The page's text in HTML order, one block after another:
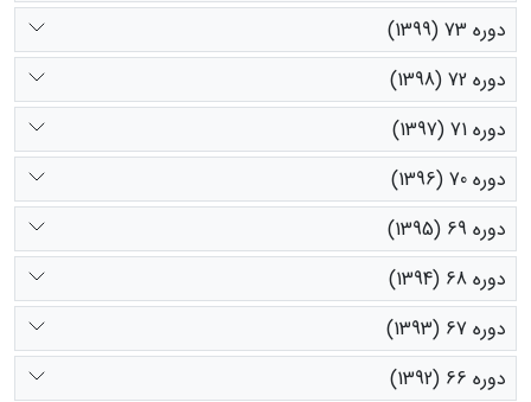
دوره 73 (1399)
دوره 72 (1398)
دوره 71 (1397)
دوره 70 (1396)
دوره 69 (1395)
دوره 68 (1394)
دوره 67 (1393)
دوره 66 (1392)